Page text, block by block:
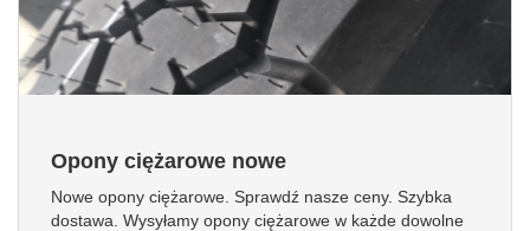
Opony ciężarowe nowe
Nowe opony ciężarowe. Sprawdź nasze ceny. Szybka
dostawa. Wysyłamy opony ciężarowe w każde dowolne